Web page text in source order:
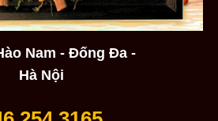
Nam - Đống Đa -
Hà Nội